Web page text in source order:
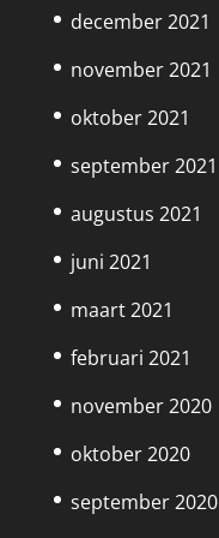
december 2021
november 2021
oktober 2021
september 2021
augustus 2021
juni 2021
maart 2021
februari 2021
november 2020
oktober 2020
september 2020